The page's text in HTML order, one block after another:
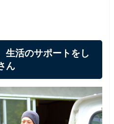
生活のサポートをし
ん